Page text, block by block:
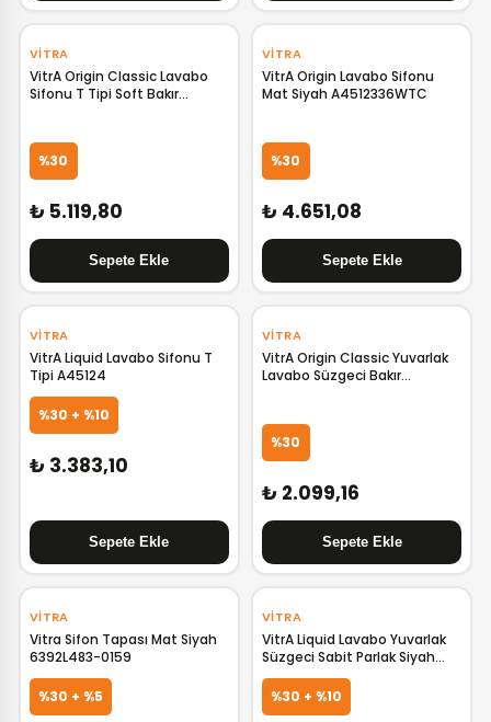
VITRA
VitrA Origin Classic Lavabo
Sifonu T Tipi Soft Bakır
%30
₺ 5.119,80
VITRA
VitrA Origin Lavabo Sifonu
Mat Siyah A4512336WTC
%30
₺ 4.651,08
VITRA
VitrA Liquid Lavabo Sifonu T
Tipi A45124
%30 + %10
₺ 3.383,10
VITRA
VitrA Origin Classic Yuvarlak
Lavabo Süzgeci Bakır
%30
₺ 2.099,16
VITRA
Vitra Sifon Tapası Mat Siyah
6392L483-0159
%30 + %5
VITRA
VitrA Liquid Lavabo Yuvarlak
Süzgeci Sabit Parlak Siyah
A4516939
%30 + %10